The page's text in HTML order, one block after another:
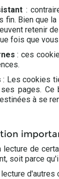
:
fin. Bien que
retenir
fois que
: ces
: Les cookies
pages.
à se
lecture de
soit parce
d'autres